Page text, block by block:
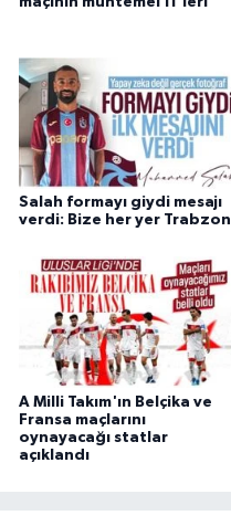
Salah formayı giydi mesajı
verdi: Bize her yer Trabzon
A Milli Takım'ın Belçika ve
Fransa maçlarını
oynayacağı statlar
açıklandı